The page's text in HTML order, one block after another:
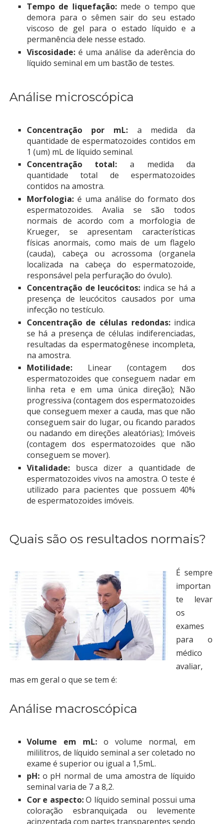
Tempo de liquefação:mede o tempo que
demora para o sêmen sair do seu estado
viscoso de gel para o estado líquido e a
permanência dele nesse estado.
Viscosidade:é uma análise da aderência do
líquido seminal em um bastão de testes.
Análise microscópica
Concentração por mL: a medida da
quantidade de espermatozoides contidos em
1 (um) mL de líquido seminal.
Concentração total: a medida da
quantidade total de espermatozoides
contidos na amostra.
Morfologia:é uma análise do formato dos
espermatozoides. Avalia se são todos
normais de acordo com a morfologia de
Krueger, se apresentam características
físicas anormais, como mais de um flagelo
(cauda), cabeça ou acrossoma (organela
localizada na cabeça do espermatozoide,
responsável pela perfuração do óvulo).
Concentração de leucócitos: indica se há a
presença de leucócitos causados por uma
infecção no testículo.
Concentração de células redondas:indica
se há a presença de células indiferenciadas,
resultadas da espermatogênese incompleta,
na amostra.
Motilidade:Linear (contagem dos
espermatozoides que conseguem nadar em
linha reta e em uma única direção); Não
progressiva (contagem dos espermatozoides
que conseguem mexer a cauda, mas que não
conseguem sair do lugar, ou ficando parados
ou nadando em direções aleatórias); Imóveis
(contagem dos espermatozoides que não
conseguem se mover).
Vitalidade:busca dizer a quantidade de
espermatozoides vivos na amostra. O teste é
utilizado para pacientes que possuem 40%
de espermatozoides imóveis.
Quais são os resultados normais?
É sempre
importan
te levar
os
exames
para o
médico
avaliar,
mas em geral o que se tem é:
Análise macroscópica
Volume em mL:o volume normal, em
mililitros, de líquido seminal a ser coletado no
exame é superior ou igual a 1,5mL.
pH:o pH normal de uma amostra de líquido
seminal varia de 7 a 8,2.
Cor e aspecto:O líquido seminal possui uma
coloração esbranquiçada ou levemente
acinzentada com partes transparentes sendo